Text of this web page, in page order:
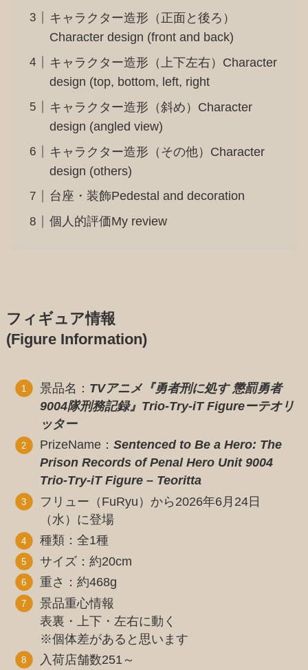
キャラクター造形（正面と後ろ）
Character design (front and back)
キャラクター造形（上下左右）Character
design (top, bottom, left, right
キャラクター造形（斜め）Character
design (angled view)
キャラクター造形（その他）Character
design (others)
台座・装飾Pedestal and decoration
個人的評価My review
フィギュア情報
(Figure Information)
景品名： TVアニメ『勇者刑に処す 懲罰勇者
9004隊刑務記録』Trio-Try-iT Figureーテオリ
ッター
PrizeName：Sentenced to Be a Hero: The
Prison Records of Penal Hero Unit 9004
Trio-Try-iT Figure – Teoritta
フリュー（FuRyu）から2026年6月24日
（水）に登場
種類：全1種
サイズ：約20cm
重さ：約468g
景品重心情報
表裏・上下・左右に動く
※個体差があると思います
入荷店舗数251～